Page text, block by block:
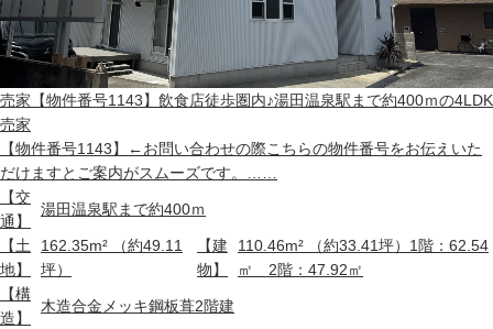
売家 【物件番号1143】飲食店徒歩圏内♪湯田温泉駅まで約400ｍの4LDK
売家
【物件番号1143】←お問い合わせの際こちらの物件番号をお伝えいた
だけますとご案内がスムーズです。……
【交
通】
湯田温泉駅まで約400ｍ
【土
地】
162.35m² （約49.11
坪）
【建
物】
110.46m² （約33.41坪）1階：62.54
㎡ 2階：47.92㎡
【構
造】
木造合金メッキ鋼板葺2階建